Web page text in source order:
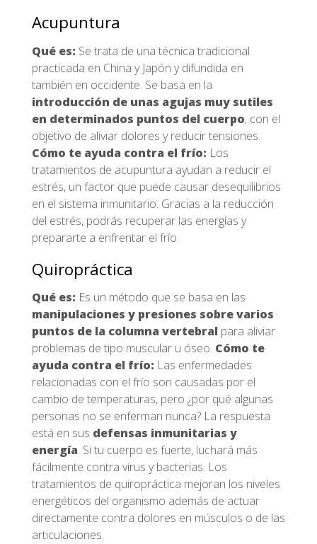
Acupuntura
Qué es: Se trata de una técnica tradicional
practicada en China y Japón y difundida en
también en occidente. Se basa en la
introducción de unas agujas muy sutiles
en determinados puntos del cuerpo, con el
objetivo de aliviar dolores y reducir tensiones.
Cómo te ayuda contra el frío: Los
tratamientos de acupuntura ayudan a reducir el
estrés, un factor que puede causar desequilibrios
en el sistema inmunitario. Gracias a la reducción
del estrés, podrás recuperar las energías y
prepararte a enfrentar el frío.
Quiropráctica
Qué es: Es un método que se basa en las
manipulaciones y presiones sobre varios
puntos de la columna vertebral para aliviar
problemas de tipo muscular u óseo. Cómo te
ayuda contra el frío: Las enfermedades
relacionadas con el frío son causadas por el
cambio de temperaturas, pero ¿por qué algunas
personas no se enferman nunca? La respuesta
está en sus defensas inmunitarias y
energía. Si tu cuerpo es fuerte, luchará más
fácilmente contra virus y bacterias. Los
tratamientos de quiropráctica mejoran los niveles
energéticos del organismo además de actuar
directamente contra dolores en músculos o de las
articulaciones.